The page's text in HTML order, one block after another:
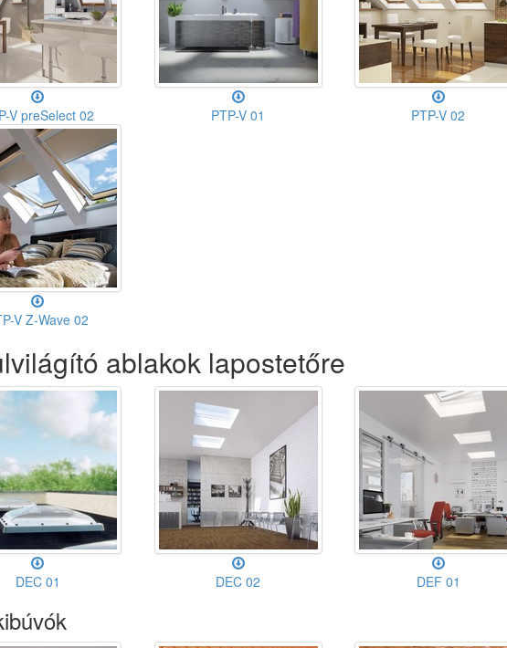
V preSelect 02 PTP-V 01 PTP-V 02
V Z-Wave 02
ablakok lapostetőre
DEC 01 DEC 02 DEF 01